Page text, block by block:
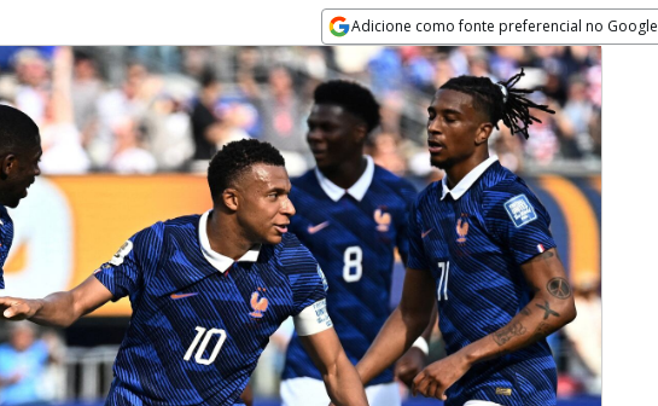
Adicione como fonte preferencial no Google
Opens in new window